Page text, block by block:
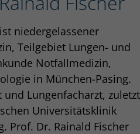
niedergelassener
Teilgebiet Lungen- und
Notfallmedizin,
in München-Pasing.
Lungenfacharzt, zuletzt
Universitätsklinik
Prof. Dr. Rainald Fischer